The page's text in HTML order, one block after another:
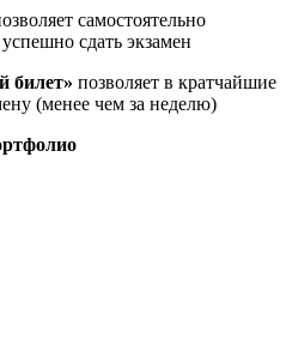
самостоятельно
сдать экзамен
билет» позволяет в кратчайшие
(менее чем за неделю)